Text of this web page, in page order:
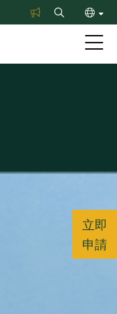
Search
简
立即
申請